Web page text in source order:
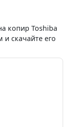
копир Toshiba
скачайте его